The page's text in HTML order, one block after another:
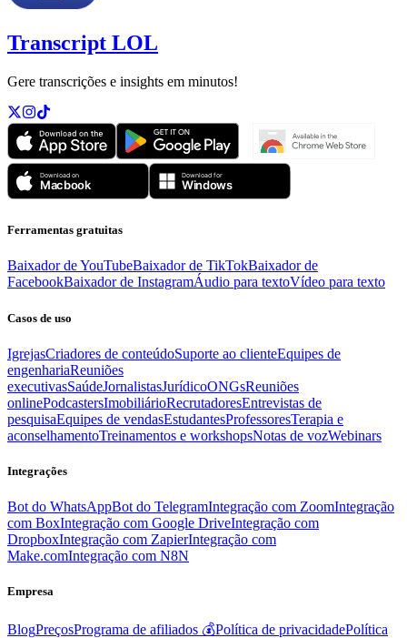
Transcript LOL
Gere transcrições e insights em minutos!
Ferramentas gratuitas
Baixador de YouTubeBaixador de TikTokBaixador de
FacebookBaixador de InstagramÁudio para textoVídeo para texto
Casos de uso
IgrejasCriadores de conteúdoSuporte ao clienteEquipes de
engenhariaReuniões
executivasSaúdeJornalistasJurídicoONGsReuniões
onlinePodcastersImobiliárioRecrutadoresEntrevistas de
pesquisaEquipes de vendasEstudantesProfessoresTerapia e
aconselhamentoTreinamentos e workshopsNotas de vozWebinars
Integrações
Bot do WhatsAppBot do TelegramIntegração com ZoomIntegração
com BoxIntegração com Google DriveIntegração com
DropboxIntegração com ZapierIntegração com
Make.comIntegração com N8N
Empresa
BlogPreçosPrograma de afiliados 💰Política de privacidadePolítica